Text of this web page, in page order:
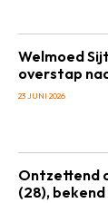
Welmoed
overstap
23 JUNI 2026
Ontzettend
(28),